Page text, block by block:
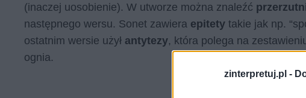
zinterpretuj.pl -
(inaczej uosobienie). W utworze można znaleźć
następnego wersu. Sonet zawiera epitety takie jak np.
ostatnim wersie użył antytezy, która polega na
ognia.